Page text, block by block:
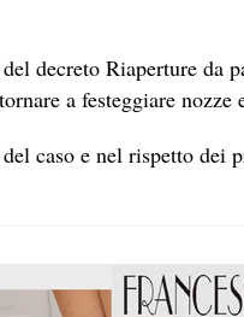
decreto Riaperture da
a festeggiare nozze
caso e nel rispetto